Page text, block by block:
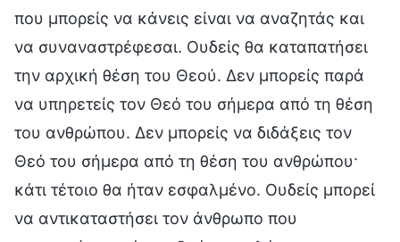
που μπορείς να κάνεις είναι να αναζητάς και
να συναναστρέφεσαι. Ουδείς θα καταπατήσει
την αρχική θέση του Θεού. Δεν μπορείς παρά
να υπηρετείς τον Θεό του σήμερα από τη θέση
του ανθρώπου. Δεν μπορείς να διδάξεις τον
Θεό του σήμερα από τη θέση του ανθρώπου·
κάτι τέτοιο θα ήταν εσφαλμένο. Ουδείς μπορεί
να αντικαταστήσει τον άνθρωπο που